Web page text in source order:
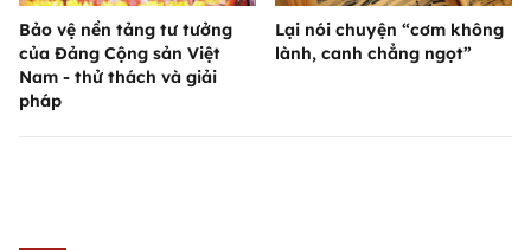
Bảo vệ nền tảng tư tưởng
của Đảng Cộng sản Việt
Nam - thử thách và giải
pháp
Lại nói chuyện “cơm không
lành, canh chẳng ngọt”